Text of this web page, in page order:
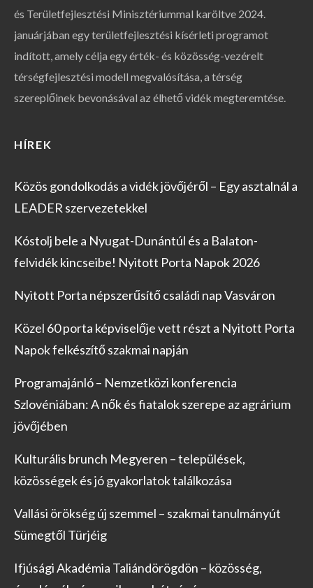
és Területfejlesztési Minisztériummal karöltve 2024.
januárjában egy területfejlesztési kísérleti programot
indított, amely célja egy érték- és közösség-vezérelt
térségfejlesztési modell megvalósítása, a térség
szereplőinek bevonásával az élhető vidék megteremtése.
HÍREK
Közös gondolkodás a vidék jövőjéről – Egy asztalnál a
LEADER szervezetekkel
Kóstolj bele a Nyugat-Dunántúl és a Balaton-
felvidék kincseibe! Nyitott Porta Napok 2026
Nyitott Porta népszerűsítő családi nap Vasváron
Közel 60 porta képviselője vett részt a Nyitott Porta
Napok felkészítő szakmai napján
Programajánló – Nemzetközi konferencia
Szlovéniában: A nők és fiatalok szerepe az agrárium
jövőjében
Kulturális brunch Megyeren – települések,
közösségek és jó gyakorlatok találkozása
Vallási örökség új szemmel – szakmai tanulmányút
Sümegtől Türjéig
Ifjúsági Akadémia Taliándörögdön – közösség,